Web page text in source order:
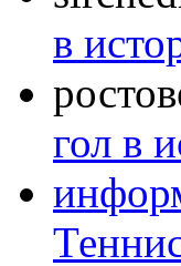
в
гол в